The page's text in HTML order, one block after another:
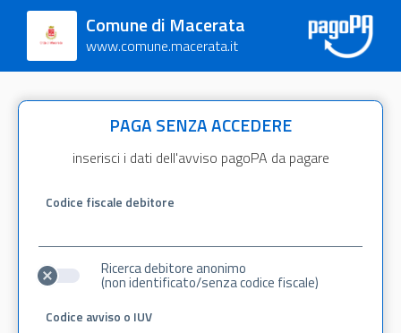
Comune di Macerata
www.comune.macerata.it
PAGA SENZA ACCEDERE
inserisci i dati dell'avviso pagoPA da pagare
Codice fiscale debitore
Ricerca debitore anonimo
(non identificato/senza codice fiscale)
Codice avviso o IUV